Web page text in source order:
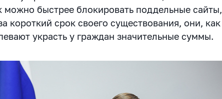
можно быстрее блокировать поддельные сайты,
короткий срок своего существования, они, как
украсть у граждан значительные суммы.